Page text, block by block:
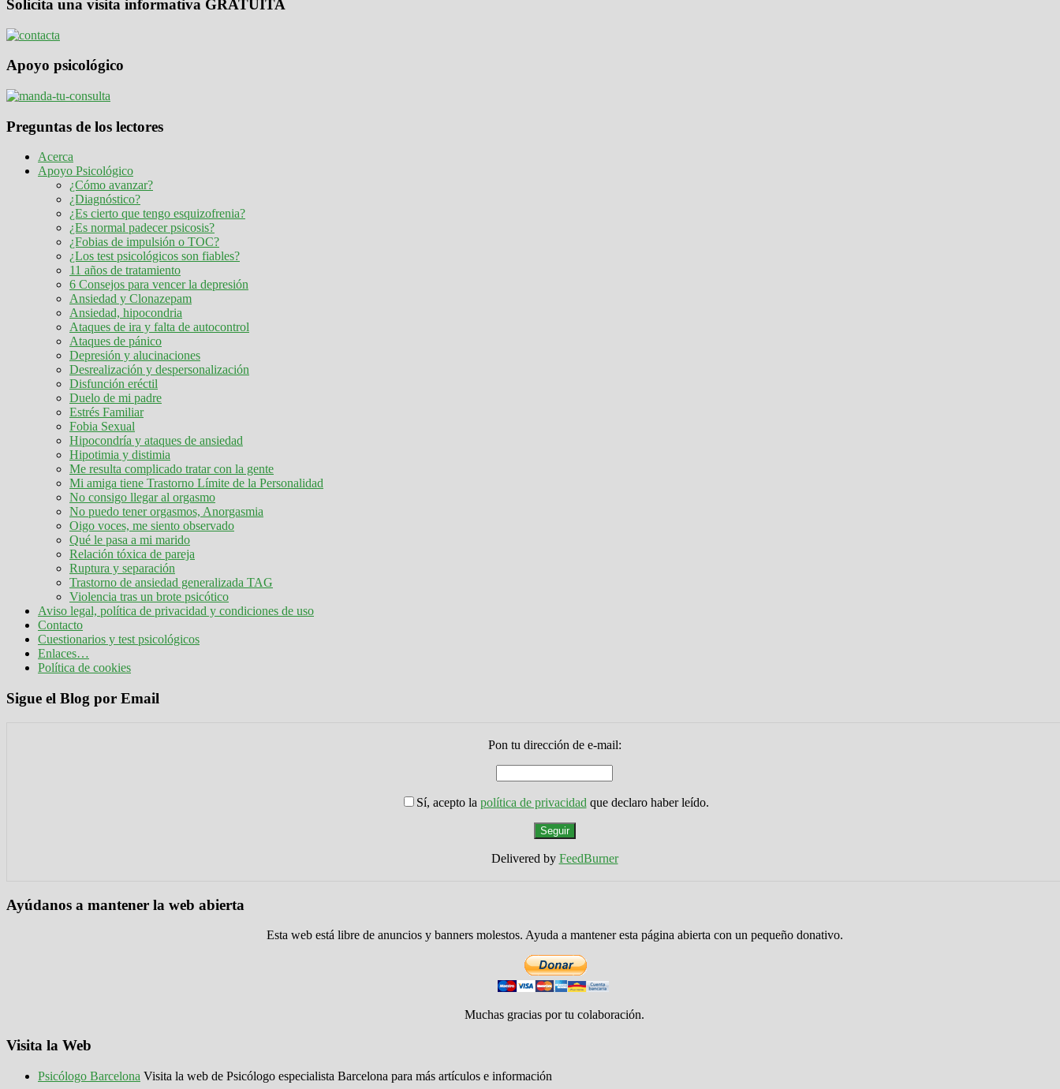
Solicita una visita informativa GRATUITA
Apoyo psicológico
Preguntas de los lectores
Acerca
Apoyo Psicológico
¿Cómo avanzar?
¿Diagnóstico?
¿Es cierto que tengo esquizofrenia?
¿Es normal padecer psicosis?
¿Fobias de impulsión o TOC?
¿Los test psicológicos son fiables?
11 años de tratamiento
6 Consejos para vencer la depresión
Ansiedad y Clonazepam
Ansiedad, hipocondria
Ataques de ira y falta de autocontrol
Ataques de pánico
Depresión y alucinaciones
Desrealización y despersonalización
Disfunción eréctil
Duelo de mi padre
Estrés Familiar
Fobia Sexual
Hipocondría y ataques de ansiedad
Hipotimia y distimia
Me resulta complicado tratar con la gente
Mi amiga tiene Trastorno Límite de la Personalidad
No consigo llegar al orgasmo
No puedo tener orgasmos, Anorgasmia
Oigo voces, me siento observado
Qué le pasa a mi marido
Relación tóxica de pareja
Ruptura y separación
Trastorno de ansiedad generalizada TAG
Violencia tras un brote psicótico
Aviso legal, política de privacidad y condiciones de uso
Contacto
Cuestionarios y test psicológicos
Enlaces…
Política de cookies
Sigue el Blog por Email
Pon tu dirección de e-mail:
Sí, acepto la política de privacidad que declaro haber leído.
Delivered by FeedBurner
Ayúdanos a mantener la web abierta
Esta web está libre de anuncios y banners molestos. Ayuda a mantener esta página abierta con un pequeño donativo.
Muchas gracias por tu colaboración.
Visita la Web
Psicólogo Barcelona Visita la web de Psicólogo especialista Barcelona para más artículos e información